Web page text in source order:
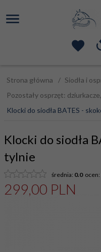
Strona główna
Siodła i
Pozostały osprzęt:
Klocki do siodła BATES -
Klocki do siodła
tylnie
średnia: 0.0ocen:
299,00 PLN